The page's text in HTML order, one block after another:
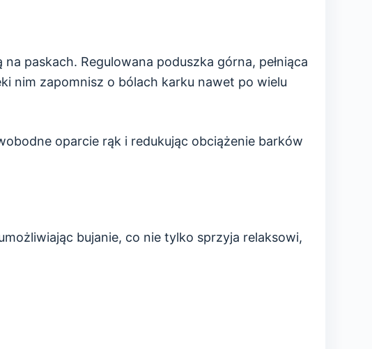
paskach. Regulowana poduszka górna, pełniąca
nim zapomnisz o bólach karku nawet po wielu
oparcie rąk i redukując obciążenie barków
bujanie, co nie tylko sprzyja relaksowi,